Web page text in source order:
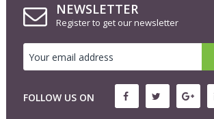
NEWSLETTER
Register to get our newsletter
FOLLOW US ON